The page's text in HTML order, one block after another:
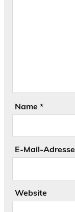
Name *
E-Mail-Adresse
Website